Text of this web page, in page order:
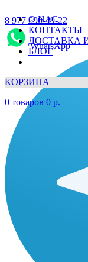
О НАС
КОНТАКТЫ
ДОСТАВКА
БЛОГ
КОРЗИНА
0 товаров 0 р.
8 977 690-49-22
WhatsApp